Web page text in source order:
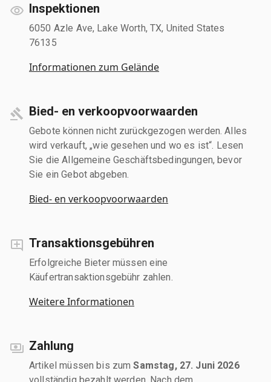
Inspektionen
6050 Azle Ave, Lake Worth, TX, United States
76135
Informationen zum Gelände
Bied- en verkoopvoorwaarden
Gebote können nicht zurückgezogen werden. Alles
wird verkauft, „wie gesehen und wo es ist“. Lesen
Sie die Allgemeine Geschäftsbedingungen, bevor
Sie ein Gebot abgeben.
Bied- en verkoopvoorwaarden
Transaktionsgebühren
Erfolgreiche Bieter müssen eine
Käufertransaktionsgebühr zahlen.
Weitere Informationen
Zahlung
Artikel müssen bis zumSamstag, 27. Juni 2026